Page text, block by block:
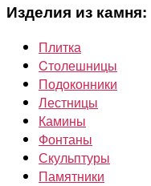
Изделия из камня:
Плитка
Cтолешницы
Подоконники
Лестницы
Камины
Фонтаны
Скульптуры
Памятники